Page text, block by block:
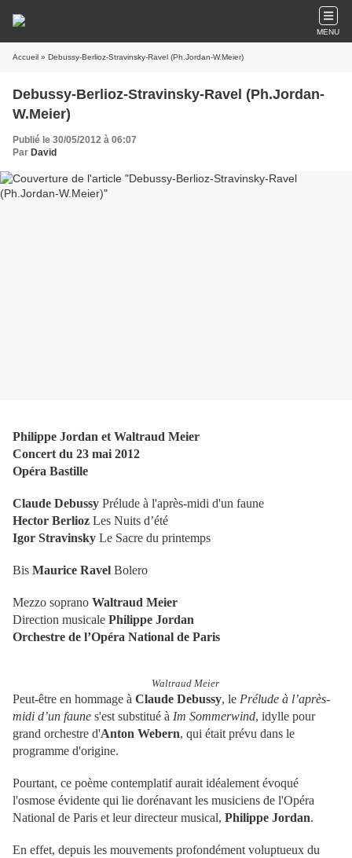
MENU
Accueil » Debussy-Berlioz-Stravinsky-Ravel (Ph.Jordan-W.Meier)
Debussy-Berlioz-Stravinsky-Ravel (Ph.Jordan-
W.Meier)
Publié le 30/05/2012 à 06:07
Par David
Philippe Jordan et Waltraud Meier
Concert du 23 mai 2012
Opéra Bastille
Claude Debussy Prélude à l'après-midi d'un faune
Hector Berlioz Les Nuits d’été
Igor Stravinsky Le Sacre du printemps
Bis Maurice Ravel Bolero
Mezzo soprano Waltraud Meier
Direction musicale Philippe Jordan
Orchestre de l’Opéra National de Paris
Waltraud Meier
Peut-être en hommage à Claude Debussy, le Prélude à l’après-
midi d’un faune s'est substitué à Im Sommerwind, idylle pour
grand orchestre d'Anton Webern, qui était prévu dans le
programme d'origine.
Pourtant, ce poème contemplatif aurait idéalement évoqué
l'osmose évidente qui lie dorénavant les musiciens de l'Opéra
National de Paris et leur directeur musical, Philippe Jordan.
En effet, depuis les mouvements profondément voluptueux du